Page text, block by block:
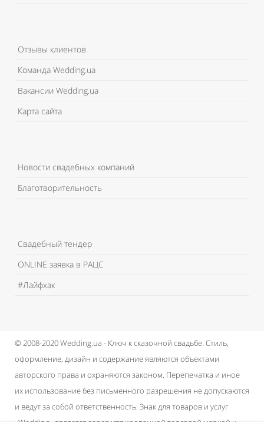
Отзывы клиентов
Команда Wedding.ua
Вакансии Wedding.ua
Карта сайта
Новости свадебных компаний
Благотворительность
Свадебный тендер
ONLINE заявка в РАЦС
#Лайфхак
© 2008-2020 Wedding.ua - Ключ к сказочной свадьбе. Стиль,
оформление, дизайн и содержание являются объектами
авторского права и охраняются законом. Перепечатка и иное
их использование без письменного разрешения не допускаются
и ведут за собой ответственность. Знак для товаров и услуг
«Wedding» является зарегистрированной торговой маркой и